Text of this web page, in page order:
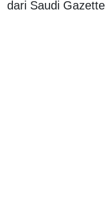
dari Saudi